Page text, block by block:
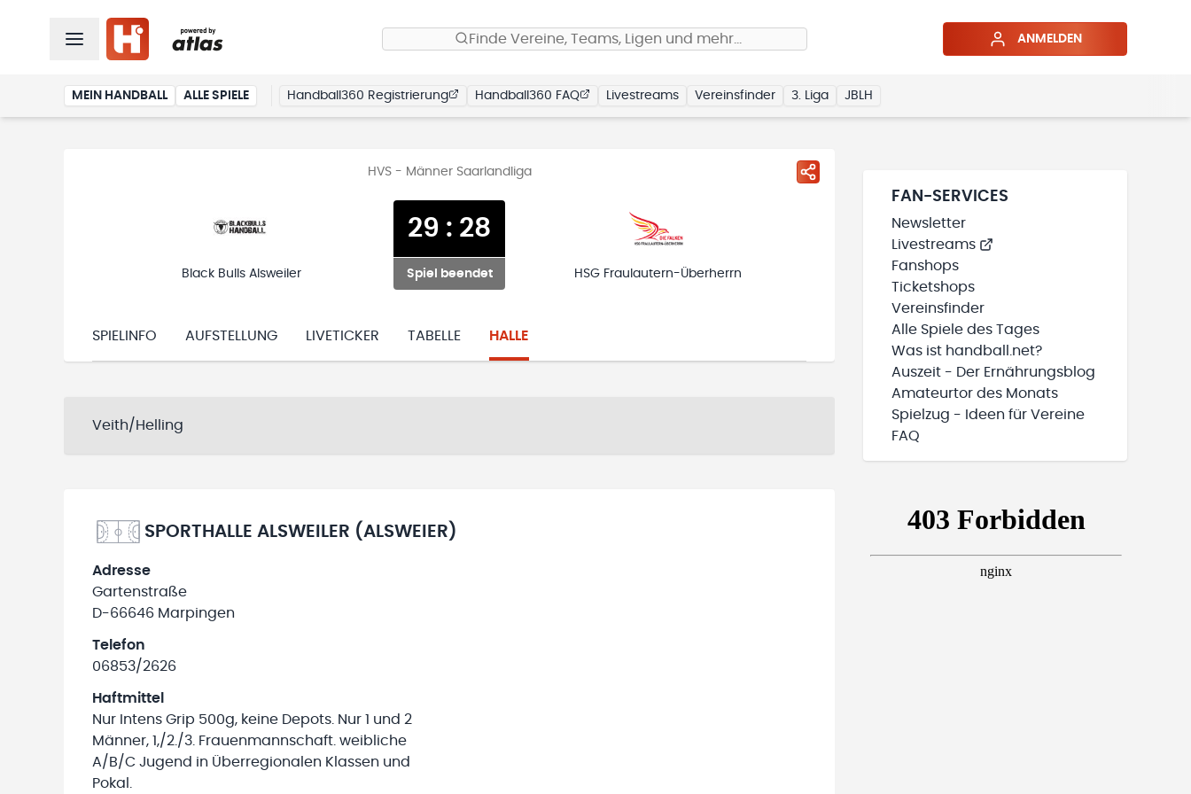
Finde Vereine, Teams, Ligen und mehr… ANMELDEN
MEIN HANDBALL ALLE SPIELE Handball360 Registrierung Handball360 FAQ Livestreams Vereinsfinder 3. Liga JBLH
HVS - Männer Saarlandliga
Black Bulls Alsweiler
29 : 28
Spiel beendet HSG Fraulautern-Überherrn
SPIELINFO AUFSTELLUNG LIVETICKER TABELLE HALLE
Veith/Helling
SPORTHALLE ALSWEILER (ALSWEIER)
Adresse
Gartenstraße
D-66646 Marpingen
Telefon
06853/2626
Haftmittel
Nur Intens Grip 500g, keine Depots. Nur 1 und 2
Männer, 1,/2./3. Frauenmannschaft. weibliche
A/B/C Jugend in Überregionalen Klassen und
Pokal.
FAN-SERVICES
Newsletter
Livestreams
Fanshops
Ticketshops
Vereinsfinder
Alle Spiele des Tages
Was ist handball.net?
Auszeit - Der Ernährungsblog
Amateurtor des Monats
Spielzug - Ideen für Vereine
FAQ